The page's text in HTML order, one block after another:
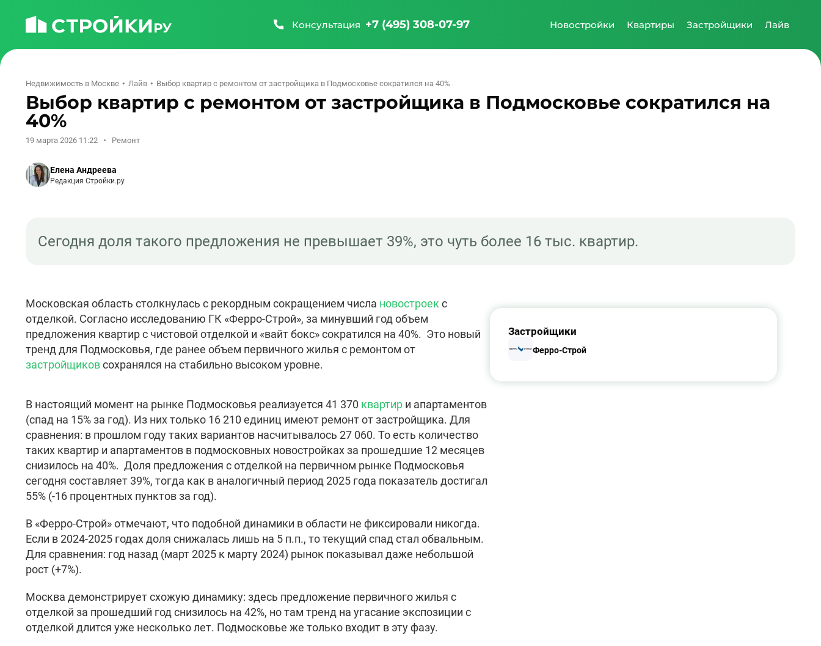
Консультация +7 (495) 308-07-97 Новостройки Квартиры Застройщики Лайв
Недвижимость в Москве Лайв Выбор квартир с ремонтом от застройщика в Подмосковье сократился на 40%
Выбор квартир с ремонтом от застройщика в Подмосковье сократился на
40%
19 марта 2026 11:22 Ремонт
Елена Андреева
Редакция Стройки.ру
Сегодня доля такого предложения не превышает 39%, это чуть более 16 тыс. квартир.
Московская область столкнулась с рекордным сокращением числа новостроек с
отделкой. Согласно исследованию ГК «Ферро-Строй», за минувший год объем
предложения квартир с чистовой отделкой и «вайт бокс» сократился на 40%. Это новый
тренд для Подмосковья, где ранее объем первичного жилья с ремонтом от
застройщиковсохранялся на стабильно высоком уровне.
В настоящий момент на рынке Подмосковья реализуется 41 370 квартир и апартаментов
(спад на 15% за год). Из них только 16 210 единиц имеют ремонт от застройщика. Для
сравнения: в прошлом году таких вариантов насчитывалось 27 060. То есть количество
таких квартир и апартаментов в подмосковных новостройках за прошедшие 12 месяцев
снизилось на 40%. Доля предложения с отделкой на первичном рынке Подмосковья
сегодня составляет 39%, тогда как в аналогичный период 2025 года показатель достигал
55% (-16 процентных пунктов за год).
В «Ферро-Строй» отмечают, что подобной динамики в области не фиксировали никогда.
Если в 2024-2025 годах доля снижалась лишь на 5 п.п., то текущий спад стал обвальным.
Для сравнения: год назад (март 2025 к марту 2024) рынок показывал даже небольшой
рост (+7%).
Москва демонстрирует схожую динамику: здесь предложение первичного жилья с
отделкой за прошедший год снизилось на 42%, но там тренд на угасание экспозиции с
отделкой длится уже несколько лет. Подмосковье же только входит в эту фазу.
Застройщики
Ферро-Строй